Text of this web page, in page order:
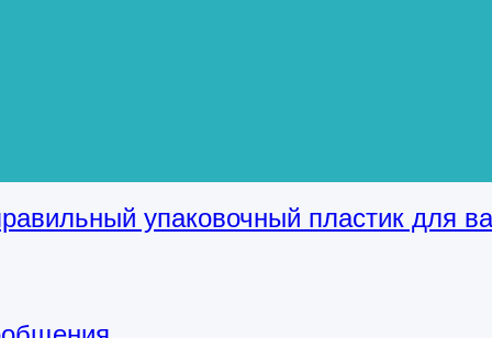
упаковочный пластик для